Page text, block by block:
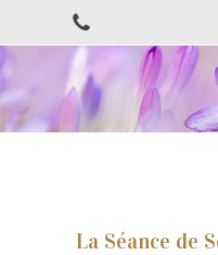
La Séance de